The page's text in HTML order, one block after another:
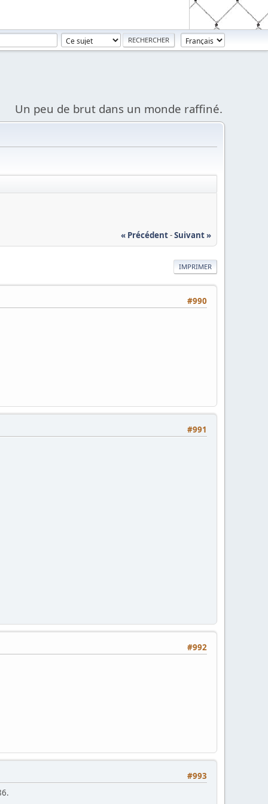
Un peu de brut dans un monde raffiné.
« Précédent-Suivant »
IMPRIMER
#990
#991
#992
#993